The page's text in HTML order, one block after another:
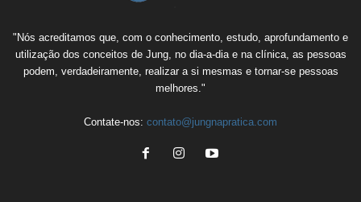
"Nós acreditamos que, com o conhecimento, estudo, aprofundamento e
utilização dos conceitos de Jung, no dia-a-dia e na clínica, as pessoas
podem, verdadeiramente, realizar a si mesmas e tornar-se pessoas
melhores."
Contate-nos: contato@jungnapratica.com